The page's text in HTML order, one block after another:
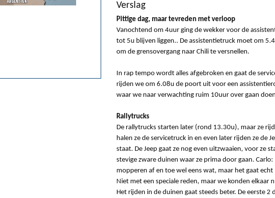
Verslag
Pittige dag, maar tevreden met verloop
Vanochtend om 4uur ging de wekker voor de
tot 5u blijven liggen.. De assistentietruck moet om
om de grensovergang naar Chili te versnellen.
In rap tempo wordt alles afgebroken en gaat de
rijden we om 6.08u de poort uit voor een
waar we naar verwachting ruim 10uur over gaan
Rallytrucks
De rallytrucks starten later (rond 13.30u), maar ze
halen ze de servicetruck in en even later rijden ze de
staat. De Jeep gaat ze nog even uitzwaaien, voor ze
stevige zware duinen waar ze prima door gaan.
mopperen af en toe wel eens wat, maar het gaat
Niet met een speciale reden, maar we konden elkaar
Het rijden in de duinen gaat steeds beter. De eerste